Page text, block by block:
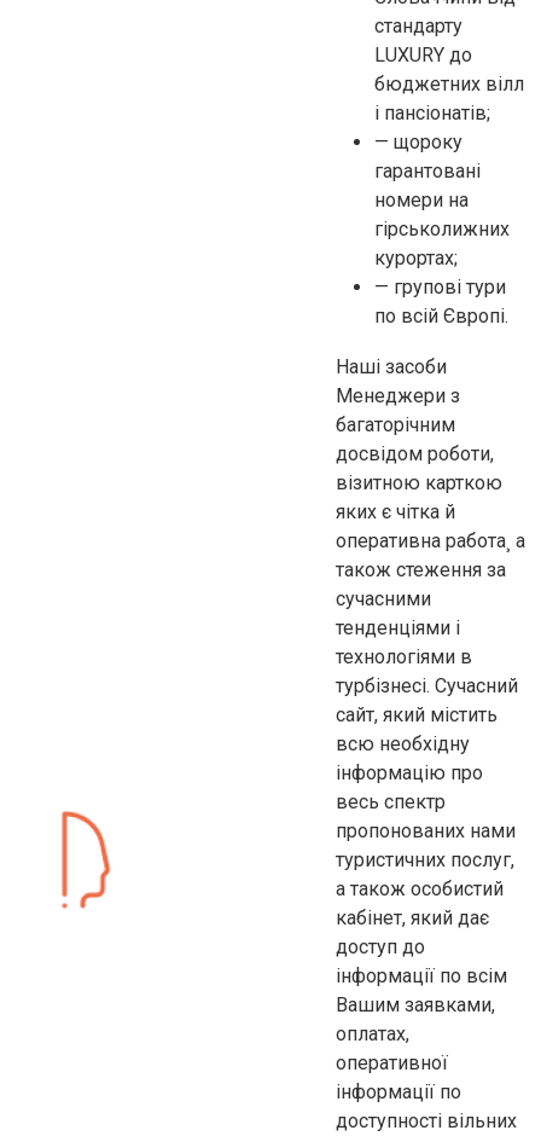
стандарту
LUXURY до
бюджетних вілл
і пансіонатів;
— щороку
гарантовані
номери на
гірськолижних
курортах;
— групові тури
по всій Європі.
Наші засоби
Менеджери з
багаторічним
досвідом роботи,
візитною карткою
яких є чітка й
оперативна работа¸ а
також стеження за
сучасними
тенденціями і
технологіями в
турбізнесі. Сучасний
сайт, який містить
всю необхідну
інформацію про
весь спектр
пропонованих нами
туристичних послуг,
а також особистий
кабінет, який дає
доступ до
інформації по всім
Вашим заявками,
оплатах,
оперативної
інформації по
доступності вільних